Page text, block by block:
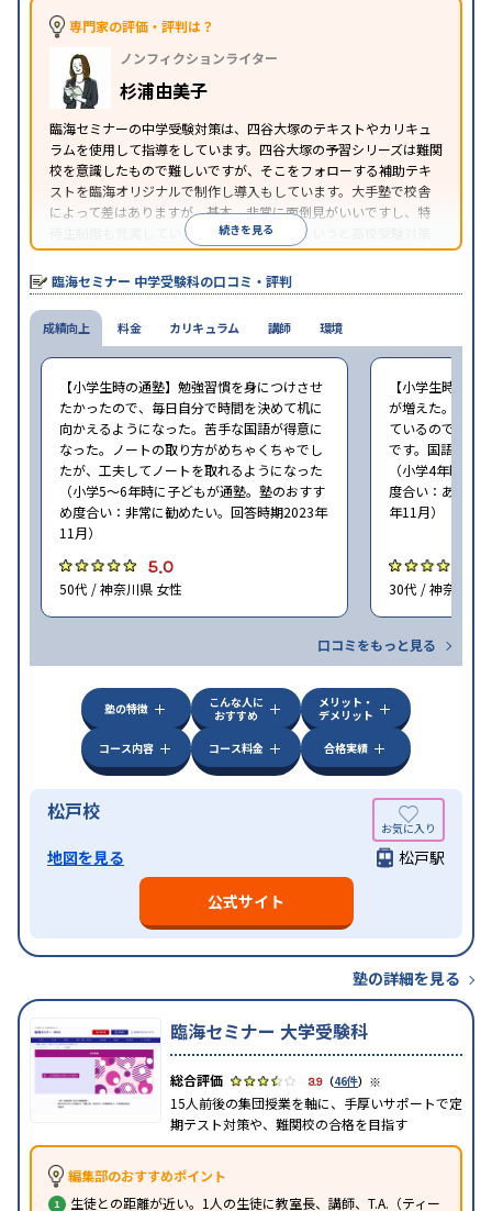
専門家の評価・評判は？
ノンフィクションライター
杉浦由美子
臨海セミナーの中学受験対策は、四谷大塚のテキストやカリキュ
ラムを使用して指導をしています。四谷大塚の予習シリーズは難関
校を意識したもので難しいですが、そこをフォローする補助テキ
ストを臨海オリジナルで制作し導入もしています。大手塾で校舎
によって差はありますが、基本、非常に面倒見がいいですし、特
待生制度も充実しています。臨海セミナーというと高校受験対策
のイメージですが中学受験対策も充実しているように見えます。
続きを見る
臨海セミナー 中学受験科の口コミ・評判
成績向上
【小学生時の通塾】勉強習慣を身につけさせ
たかったので、毎日自分で時間を決めて机に
向かえるようになった。苦手な国語が得意に
なった。ノートの取り方がめちゃくちゃでし
たが、工夫してノートを取れるようになった
（小学5〜6年時に子どもが通塾。塾のおすす
め度合い：非常に勧めたい。回答時期2023年
11月）
5.0
50代 / 神奈川県 女性
【小学生時の通
が増えた。数学
ているので、学
です。国語はま
（小学4年時に
度合い：あまり
年11月）
30代 / 神奈川県
口コミをもっと見る
料金 カリキュラム 講師 環境
塾の特徴
こんな人に
おすすめ
メリット・
デメリット
コース内容
コース料金 合格実績
松戸校
地図を見る
松戸駅
公式サイト
塾の詳細を見る
臨海セミナー 大学受験科
3.9 （46件） ※
15人前後の集団授業を軸に、手厚いサポートで定
期テスト対策や、難関校の合格を目指す
編集部のおすすめポイント
生徒との距離が近い。1人の生徒に教室長、講師、T.A.（ティー